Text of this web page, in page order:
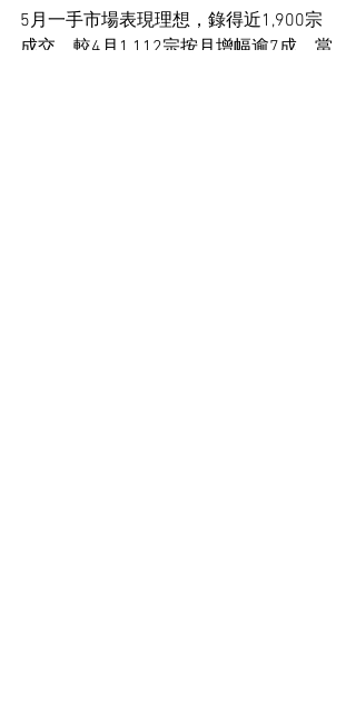
5月一手市場表現理想，錄得近1,900宗
成交，較4月1,112宗按月增幅逾7成，當